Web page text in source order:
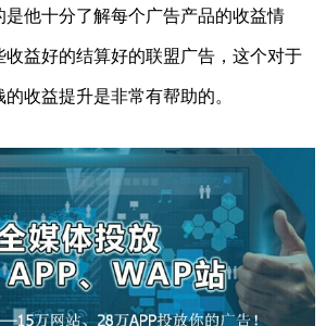
是他十分了解每个广告产品的收益情
收益好的结算好的联盟广告，这个对于
收益提升是非常有帮助的。